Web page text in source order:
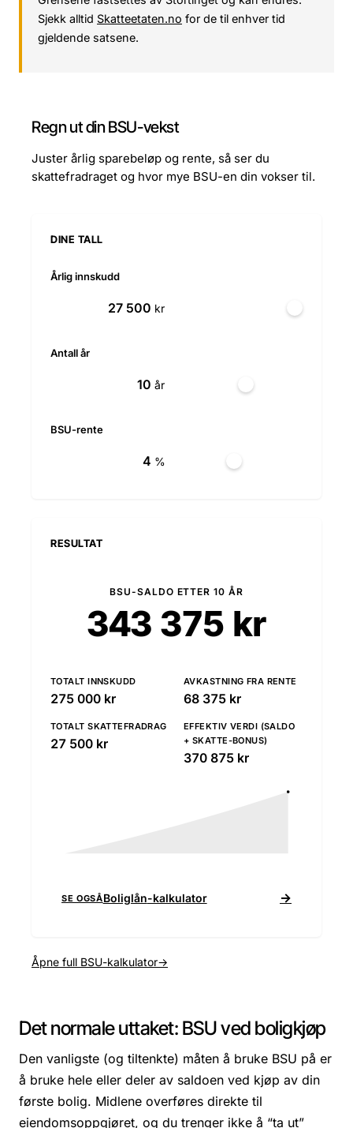
Sjekk alltid Skatteetaten.no for de til enhver tid
gjeldende satsene.
Regn ut din BSU-vekst
Juster årlig sparebeløp og rente, så ser du
skattefradraget og hvor mye BSU-en din vokser til.
DINE TALL
Årlig innskudd
kr
Antall år
år
BSU-rente
%
RESULTAT
BSU-SALDO ETTER 10 ÅR
343 375 kr
TOTALT INNSKUDD
275 000 kr
AVKASTNING FRA RENTE
68 375 kr
TOTALT SKATTEFRADRAG
27 500 kr
EFFEKTIV VERDI (SALDO
+ SKATTE-BONUS)
370 875 kr
SE OGSÅBoliglån-kalkulator →
Åpne full BSU-kalkulator→
Det normale uttaket: BSU ved boligkjøp
Den vanligste (og tiltenkte) måten å bruke BSU på er
å bruke hele eller deler av saldoen ved kjøp av din
første bolig. Midlene overføres direkte til
eiendomsoppgjøret, og du trenger ikke å “ta ut”